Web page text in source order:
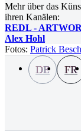
Mehr über das
ihren Kanälen:
REDL -
Alex Hohl
Fotos: Patrick Besch
DE FR